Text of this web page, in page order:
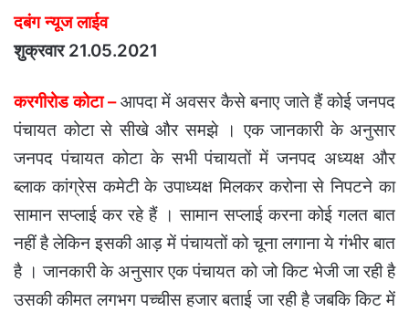
दबंग न्यूज लाईव
शुक्रवार 21.05.2021
करगीरोड कोटा –आपदा में अवसर कैसे बनाए जाते हैं कोई जनपद
पंचायत कोटा से सीखे और समझे । एक जानकारी के अनुसार
जनपद पंचायत कोटा के सभी पंचायतों में जनपद अध्यक्ष और
ब्लाक कांग्रेस कमेटी के उपाध्यक्ष मिलकर करोना से निपटने का
सामान सप्लाई कर रहे हैं । सामान सप्लाई करना कोई गलत बात
नहीं है लेकिन इसकी आड़ में पंचायतों को चूना लगाना ये गंभीर बात
है । जानकारी के अनुसार एक पंचायत को जो किट भेजी जा रही है
उसकी कीमत लगभग पच्चीस हजार बताई जा रही है जबकि किट में